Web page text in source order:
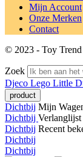
Mijn Account
Onze Merken
Contact
© 2023 - Toy Trend
Zoek
Djeco Lego Little
Dichtbij Mijn
Dichtbij Verlanglijst
Dichtbij Recent
Dichtbij
Dichtbij